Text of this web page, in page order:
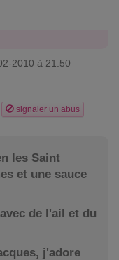
2010 à 21:50
signaler un abus
les Saint
et une sauce
de l'ail et du
j'adore